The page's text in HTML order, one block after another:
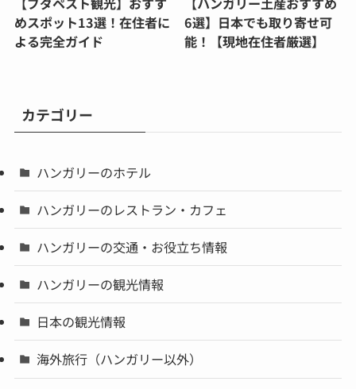
めスポット13選！在住者に
よる完全ガイド
6選】日本でも取り寄せ可
能！【現地在住者厳選】
カテゴリー
ハンガリーのホテル
ハンガリーのレストラン・カフェ
ハンガリーの交通・お役立ち情報
ハンガリーの観光情報
日本の観光情報
海外旅行（ハンガリー以外）